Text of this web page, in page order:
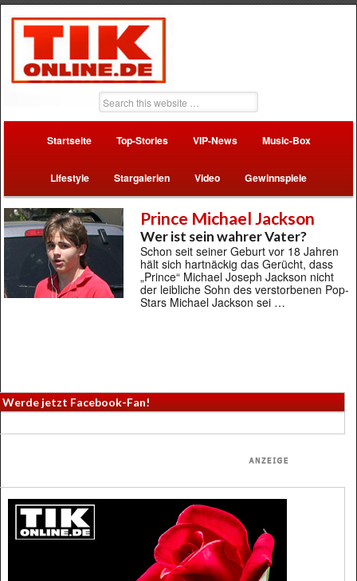
Startseite Top-Stories VIP-News Music-Box
Lifestyle Stargalerien Video Gewinnspiele
Prince Michael Jackson
Wer ist sein wahrer Vater?
Schon seit seiner Geburt vor 18 Jahren
hält sich hartnäckig das Gerücht, dass
„Prince“ Michael Joseph Jackson nicht
der leibliche Sohn des verstorbenen Pop-
Stars Michael Jackson sei …
Werde jetzt Facebook-Fan!